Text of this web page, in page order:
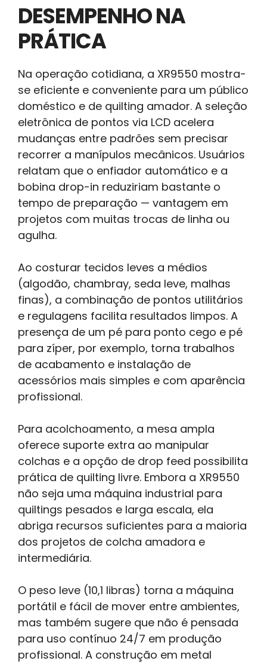
DESEMPENHO NA
PRÁTICA
Na operação cotidiana, a XR9550 mostra-
se eficiente e conveniente para um público
doméstico e de quilting amador. A seleção
eletrônica de pontos via LCD acelera
mudanças entre padrões sem precisar
recorrer a manípulos mecânicos. Usuários
relatam que o enfiador automático e a
bobina drop-in reduziriam bastante o
tempo de preparação — vantagem em
projetos com muitas trocas de linha ou
agulha.
Ao costurar tecidos leves a médios
(algodão, chambray, seda leve, malhas
finas), a combinação de pontos utilitários
e regulagens facilita resultados limpos. A
presença de um pé para ponto cego e pé
para zíper, por exemplo, torna trabalhos
de acabamento e instalação de
acessórios mais simples e com aparência
profissional.
Para acolchoamento, a mesa ampla
oferece suporte extra ao manipular
colchas e a opção de drop feed possibilita
prática de quilting livre. Embora a XR9550
não seja uma máquina industrial para
quiltings pesados e larga escala, ela
abriga recursos suficientes para a maioria
dos projetos de colcha amadora e
intermediária.
O peso leve (10,1 libras) torna a máquina
portátil e fácil de mover entre ambientes,
mas também sugere que não é pensada
para uso contínuo 24/7 em produção
profissional. A construção em metal